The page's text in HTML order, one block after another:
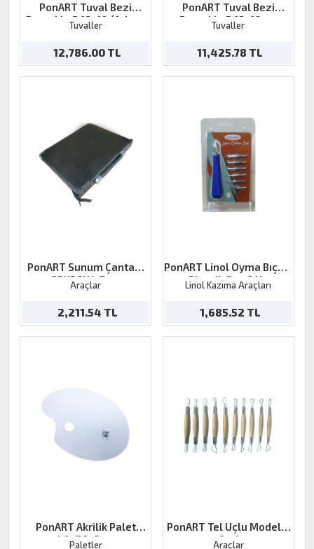
PonART Tuval Bezi
Pamuklu 2.18x10 (Arkası
Kahve)
Tuvaller
12,786.00 TL
PonART Tuval Bezi
Pamuklu 2.18x10 mt
Tuvaller
11,425.78 TL
PonART Sunum Çantası
35X26X4,5cm
Araçlar
2,211.54 TL
PonART Linol Oyma Bıçağı
Plastik Sap 6 Uç
Linol Kazıma Araçları
1,685.52 TL
PonART Akrilik Palet
40x28x3cm
Paletler
PonART Tel Uçlu Modelaj
Seti
Araçlar